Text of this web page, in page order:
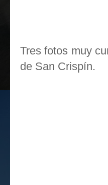
Tres fotos muy
de San Crispín.